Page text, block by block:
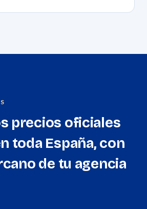
precios oficiales
toda España, con
de tu agencia